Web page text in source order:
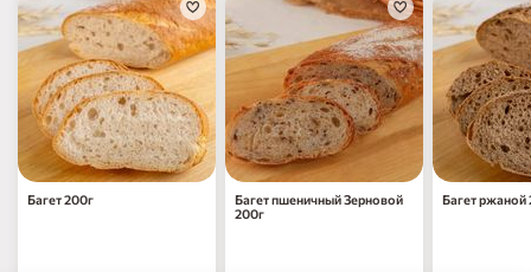
Багет 200г
Багет пшеничный Зерновой
200г
Багет ржаной